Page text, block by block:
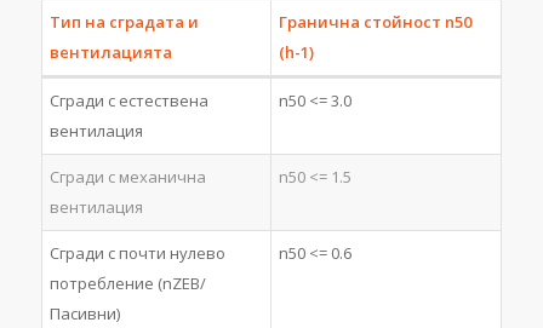
Тип на сградата и
вентилацията
Гранична стойност n50
(h-1)
Сгради с естествена
вентилация
n50 <= 3.0
Сгради с механична
вентилация
n50 <= 1.5
Сгради с почти нулево
потребление (nZEB/
Пасивни)
n50 <= 0.6